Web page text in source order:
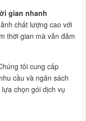
gian nhanh
chất lượng cao với
thời gian mà vẫn đảm
tôi cung cấp
cầu và ngân sách
chọn gói dịch vụ